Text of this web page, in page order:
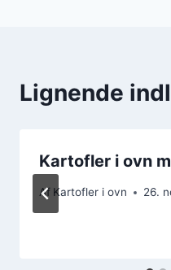
Lignende
Kartofler i ovn
Af Kartofler i ovn 26.